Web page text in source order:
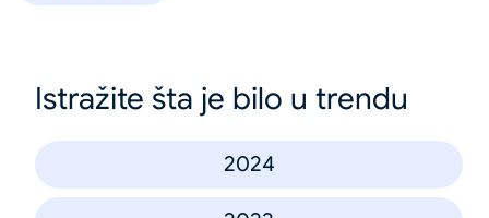
Istražite šta je bilo u trendu
2024